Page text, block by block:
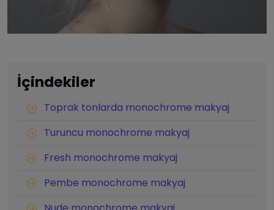
İçindekiler
Toprak tonlarda monochrome makyaj
Turuncu monochrome makyaj
Fresh monochrome makyaj
Pembe monochrome makyaj